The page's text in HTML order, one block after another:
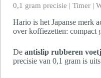
0,1 gram precisie | Timer |
Hario is het Japanse merk
over koffiezetten: compact
De antislip rubberen
precisie van 0,1 gram is